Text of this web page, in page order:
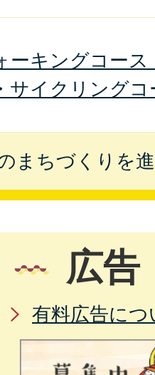
ーキングコー
サイクリングコ
まちづくりを
広告
有料広告につ